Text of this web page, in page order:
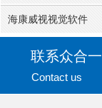
海康威视视觉软件
Contact us
联系众合一